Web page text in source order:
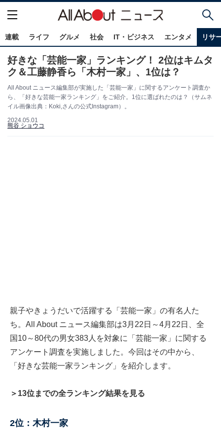
連載 ライフ グルメ 社会 IT・ビジネス エンタメ リサ
好きな「芸能一家」ランキング！ 2位はキムタ
ク＆工藤静香ら「木村一家」、1位は？
All About ニュース編集部が実施した「芸能一家」に関するアンケート調査か
ら、「好きな芸能一家ランキング」をご紹介。1位に選ばれたのは？（サムネ
イル画像出典：Koki,さんの公式Instagram）。
2024.05.01
熊谷 ショウコ
親子やきょうだいで活躍する「芸能一家」の有名人た
ち。All About ニュース編集部は3月22日～4月22日、全
国10～80代の男女383人を対象に「芸能一家」に関する
アンケート調査を実施しました。今回はその中から、
「好きな芸能一家ランキング」を紹介します。
＞13位までの全ランキング結果を見る
2位：木村一家